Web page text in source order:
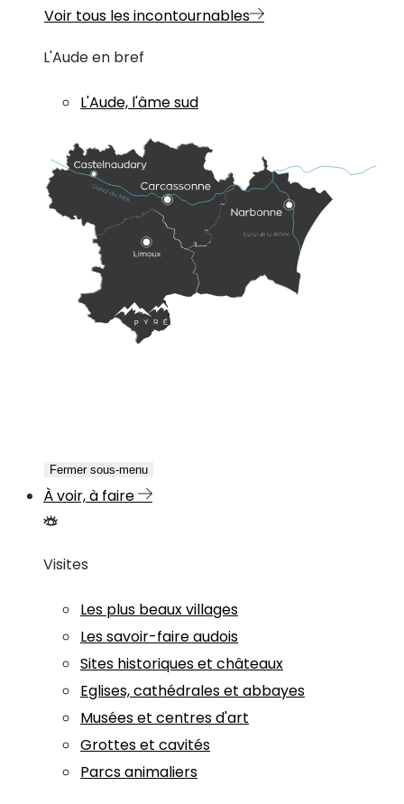
Voir tous les incontournables
L'Aude en bref
L'Aude, l'âme sud
Fermer sous-menu
À voir, à faire
Visites
Les plus beaux villages
Les savoir-faire audois
Sites historiques et châteaux
Eglises, cathédrales et abbayes
Musées et centres d'art
Grottes et cavités
Parcs animaliers